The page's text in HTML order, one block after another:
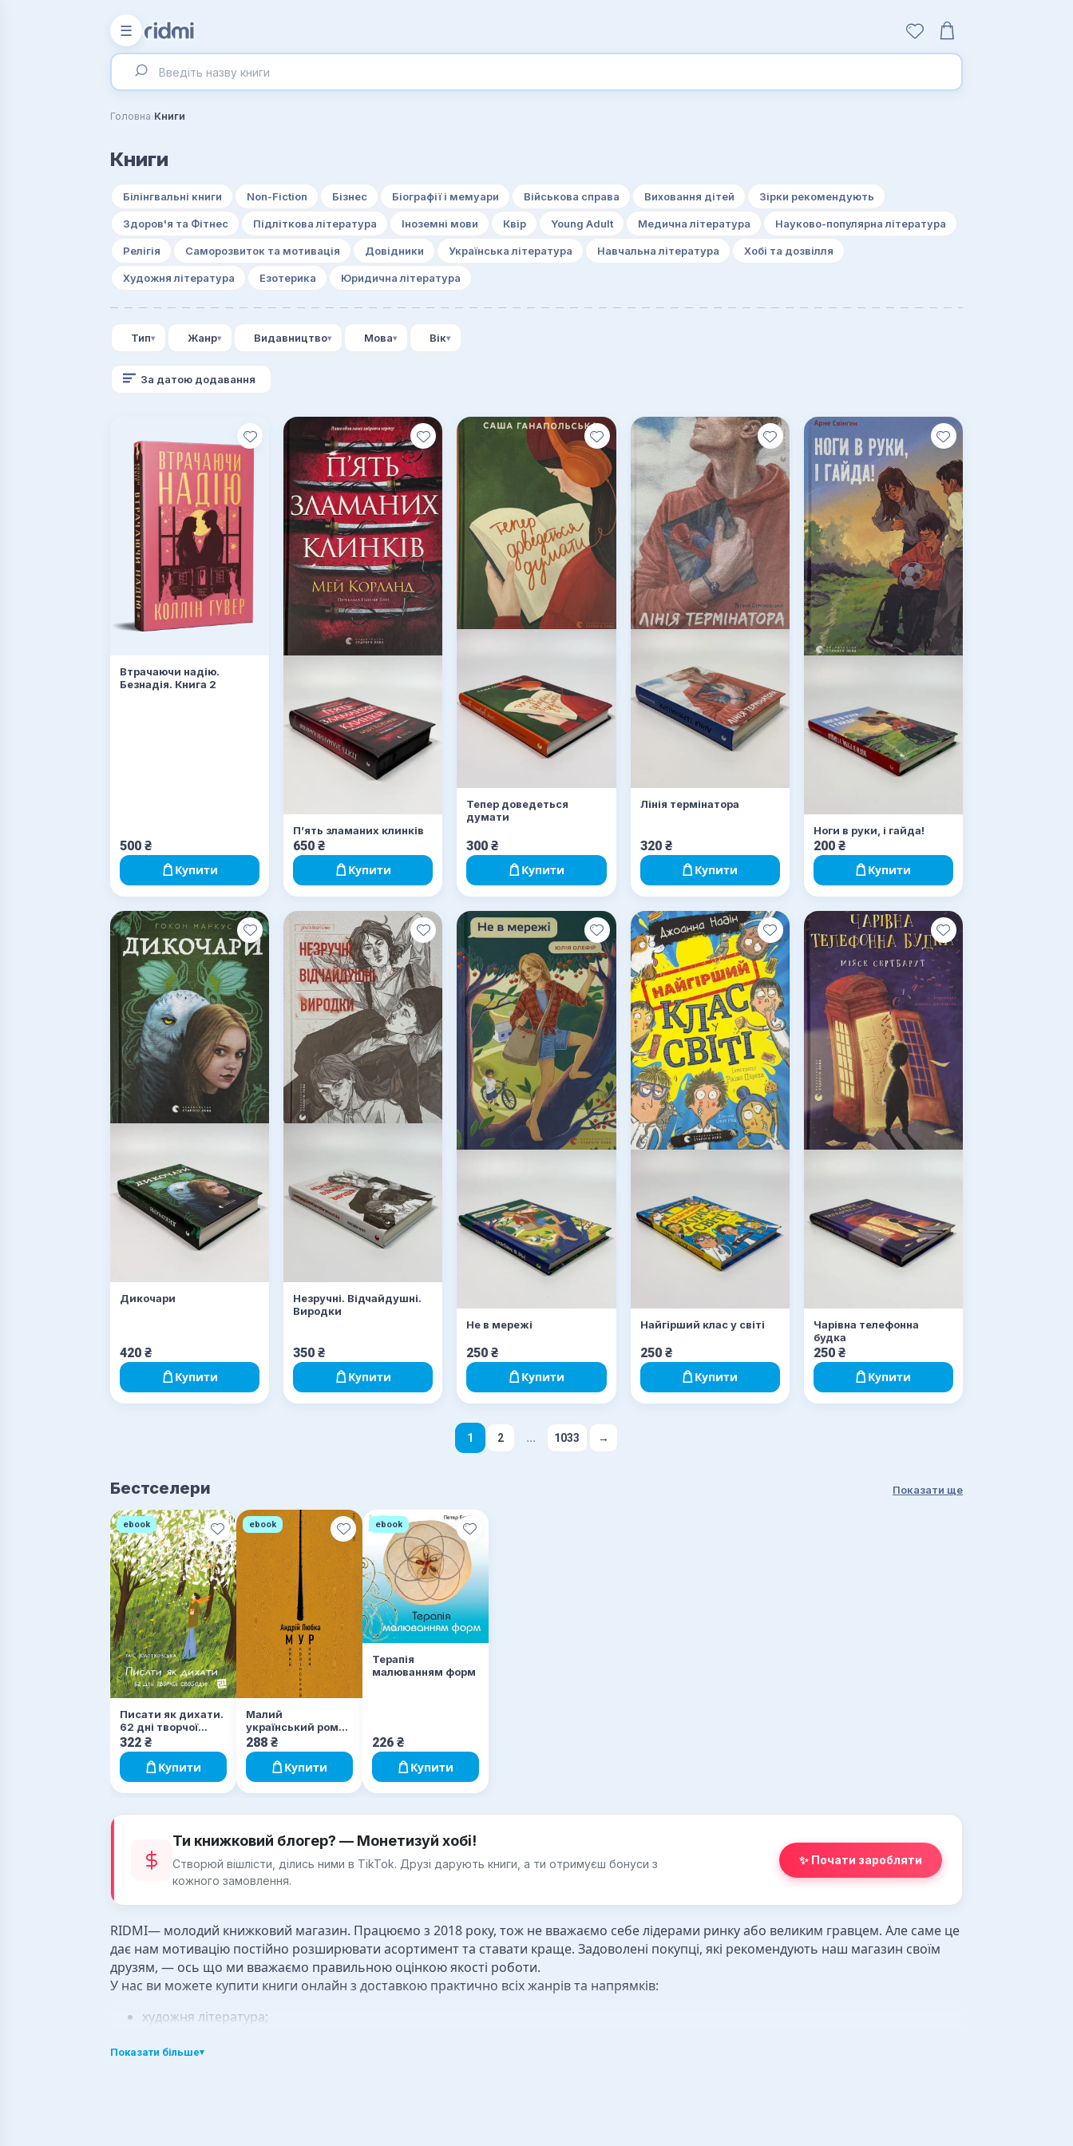
☰
Головна›Книги
Книги
Білінгвальні книги Non-Fiction Бізнес Біографії і мемуари Військова справа Виховання дітей Зірки рекомендують
Здоров'я та Фітнес Підліткова література Іноземні мови Квір Young Adult Медична література Науково-популярна література
Релігія Саморозвиток та мотивація Довідники Українська література Навчальна література Хобі та дозвілля
Художня література Езотерика Юридична література
Тип Жанр Видавництво Мова Вік
За датою додавання
Втрачаючи надію.
Безнадія. Книга 2
500 ₴
Купити
П’ять зламаних клинків
650₴
Купити
Тепер доведеться
думати
300₴
Купити
Лінія термінатора
320 ₴
Купити
Ноги в руки, і гайда!
200 ₴
Купити
Дикочари
420 ₴
Купити
Незручні. Відчайдушні.
Виродки
350₴
Купити
Не в мережі
250₴
Купити
Найгірший клас у світі
250 ₴
Купити
Чарівна телефонна
будка
250 ₴
Купити
1 2 ... 1033 →
Бестселери Показати ще
ebook
Писати як дихати.
62 дні творчої
свободи
322 ₴
Купити
ebook
Малий
український роман
(МУР)
288 ₴
Купити
ebook
Терапія
малюванням форм
226 ₴
Купити
Ти книжковий блогер? — Монетизуй хобі!
Створюй вішлісти, ділись ними в TikTok. Друзі дарують книги, а ти отримуєш бонуси з
кожного замовлення.
✨ Почати заробляти
RIDMI— молодий книжковий магазин. Працюємо з 2018 року, тож не вважаємо себе лідерами ринку або великим гравцем. Але саме це
дає нам мотивацію постійно розширювати асортимент та ставати краще. Задоволені покупці, які рекомендують наш магазин своїм
друзям, — ось що ми вважаємо правильною оцінкою якості роботи.
У нас ви можете купити книги онлайн з доставкою практично всіх жанрів та напрямків:
художня література;
біографії та мемуари;
Показати більше▾